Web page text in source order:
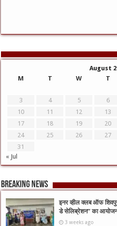
August
M
T W T
3
4 5 6
10
11 12 13
17
18 19 20
24
25 26 27
31
« Jul
Breaking News
इनर व्हील क्लब ऑफ
डे सेलिब्रेशन” का
3 weeks ago